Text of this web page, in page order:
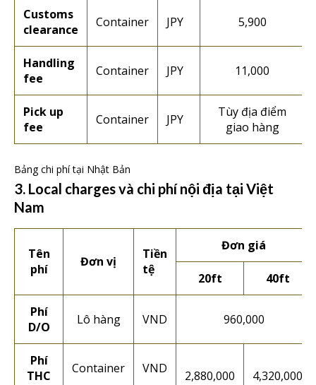
Customs
clearance
Container JPY 5,900
Handling
fee
Container JPY 11,000
Pick up
fee
Container JPY
Tùy địa điểm
giao hàng
Bảng chi phí tại Nhật Bản
3. Local charges và chi phí nội địa tại Việt
Nam
Tên
phí
Đơn vị
Tiền
tệ
Đơn giá
20ft 40ft
Phí
D/O
Lô hàng VND 960,000
Phí
THC
Container VND 2,880,000 4,320,000